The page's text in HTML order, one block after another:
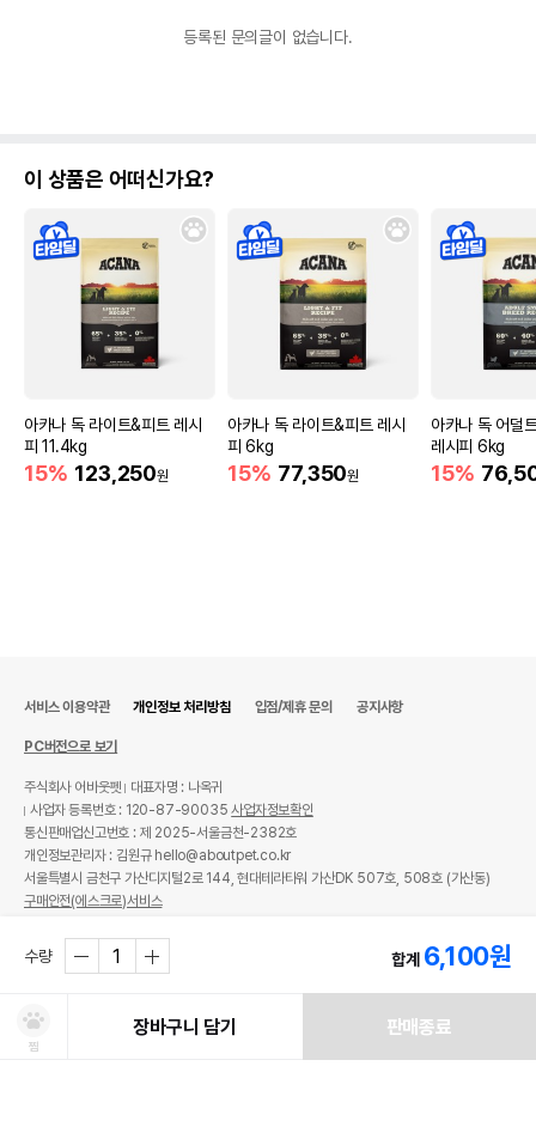
등록된 문의글이 없습니다.
이 상품은 어떠신가요?
아카나 독 라이트&피트 레시
피 11.4kg
15% 123,250원
아카나 독 라이트&피트 레시
피 6kg
15% 77,350원
아카나 독 어덜
레시피 6kg
15%
수량 합계 6,100원
찜
장바구니 담기 판매종료
서비스 이용약관 개인정보 처리방침 입점/제휴 문의 공지사항
PC버전으로 보기
주식회사 어바웃펫
대표자명 : 나옥귀
사업자 등록번호 : 120-87-90035사업자정보확인
통신판매업신고번호 : 제 2025-서울금천-2382호
개인정보관리자 : 김원규 hello@aboutpet.co.kr
서울특별시 금천구 가산디지털2로 144, 현대테라타워 가산DK 507호, 508호 (가산동)
구매안전(에스크로)서비스